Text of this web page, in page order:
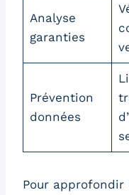
Analyse
garanties
Prévention
données
Pour